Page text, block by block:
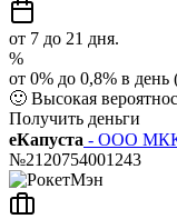
от 7 до 21 дня.
%
от 0% до 0,8% в
🙂 Высокая
Получить деньги
еКапуста - ООО МКК
№2120754001243